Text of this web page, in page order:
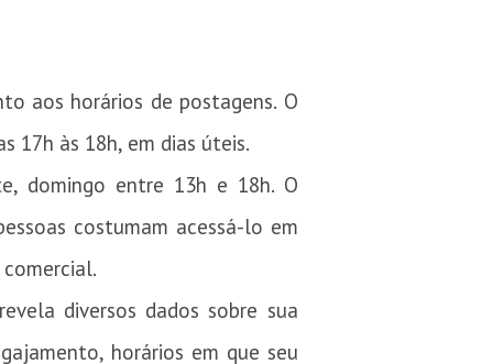
aos horários de postagens. O
17h às 18h, em dias úteis.
domingo entre 13h e 18h. O
costumam acessá-lo em
diversos dados sobre sua
horários em que seu